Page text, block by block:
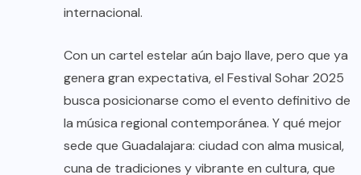
internacional.
Con un cartel estelar aún bajo llave, pero que ya
genera gran expectativa, el Festival Sohar 2025
busca posicionarse como el evento definitivo de
la música regional contemporánea. Y qué mejor
sede que Guadalajara: ciudad con alma musical,
cuna de tradiciones y vibrante en cultura, que